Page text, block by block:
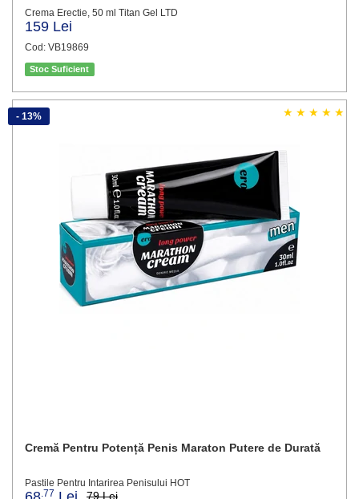
Crema Erectie, 50 ml Titan Gel LTD
159 Lei
Cod: VB19869
Stoc Suficient
Cremă Pentru Potență Penis Maraton Putere de Durată
Pastile Pentru Intarirea Penisului HOT
.77 79 Lei
- 13%